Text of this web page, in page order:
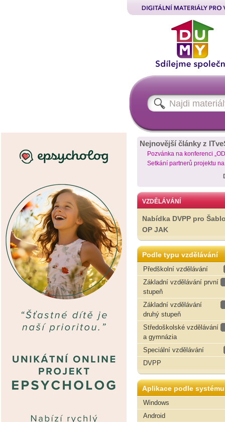
Nejnovější články z
Pozvánka na konferenci
Setkání partnerů projektu
VZDĚLÁVÁNÍ
Nabídka DVPP pro
OP JAK
Podle typu vzdělávání
Předškolní vzdělávání
Základní vzdělávání první
stupeň
Základní vzdělávání
druhý stupeň
Středoškolské vzdělávání
a gymnázia
Speciální vzdělávání
DVPP
Aplikace podle systému
Windows
Android